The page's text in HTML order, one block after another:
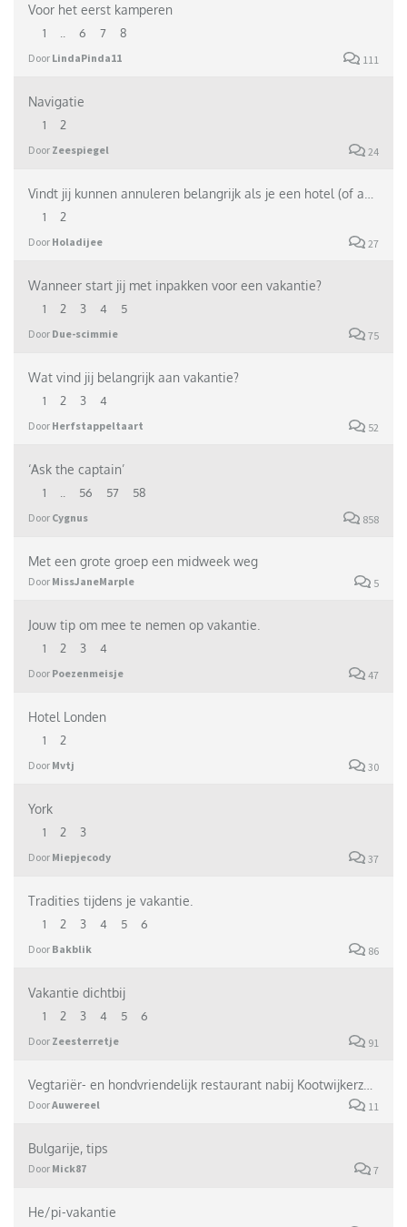
Voor het eerst kamperen
1 6 7 8
Door LindaPinda11 111
Navigatie
1 2
Door Zeespiegel 24
1 2
Door Holadijee 27
Wanneer start jij met inpakken voor een vakantie?
1 2 3 4 5
Door Due-scimmie 75
Wat vind jij belangrijk aan vakantie?
1 2 3 4
Door Herfstappeltaart 52
‘Ask the captain’
1 56 57 58
Door Cygnus 858
Met een grote groep een midweek weg
Door MissJaneMarple 5
Jouw tip om mee te nemen op vakantie.
1 2 3 4
Door Poezenmeisje 47
Hotel Londen
1 2
Door Mvtj 30
York
1 2 3
Door Miepjecody 37
Tradities tijdens je vakantie.
1 2 3 4 5 6
Door Bakblik 86
Vakantie dichtbij
1 2 3 4 5 6
Door Zeesterretje 91
DoorAuwereel 11
Bulgarije, tips
Door Mick87 7
He/pi-vakantie